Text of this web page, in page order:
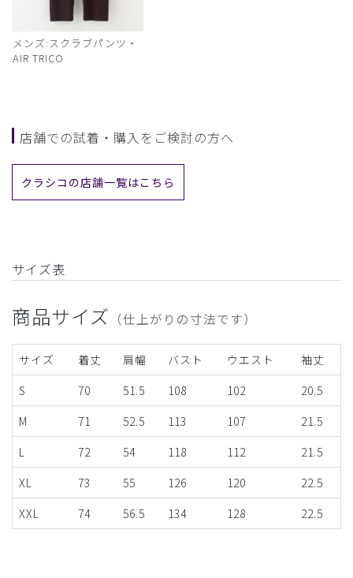
メンズ:スクラブパンツ・
AIR TRICO
店舗での試着・購入をご検討の方へ
クラシコの店舗一覧はこちら
サイズ表
商品サイズ （仕上がりの寸法です）
サイズ 着丈 肩幅 バスト ウエスト
袖丈
S
70 51.5 108 102
20.5
M
71 52.5 113 107
21.5
L
72 54 118 112
21.5
XL
73 55 126 120
22.5
XXL
74 56.5 134 128 22.5